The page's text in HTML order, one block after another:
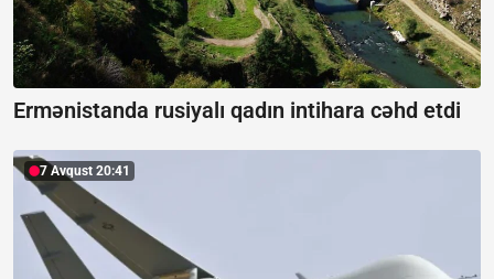
Ermənistanda rusiyalı qadın intihara cəhd etdi
7 Avqust 20:41